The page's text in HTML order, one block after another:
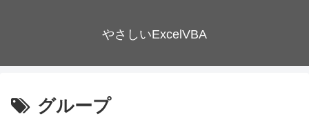
やさしいExcelVBA
グループ